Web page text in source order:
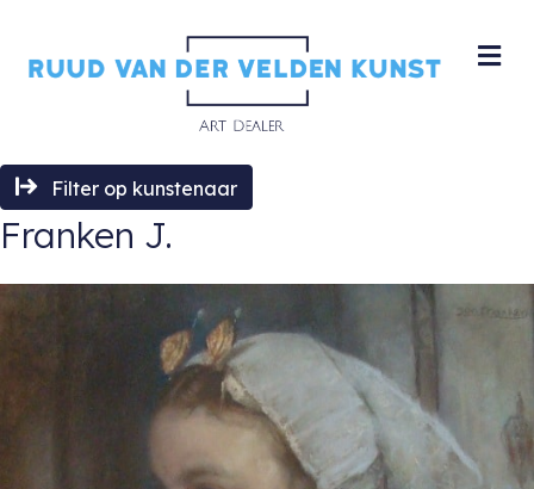
Filter op kunstenaar
Franken J.